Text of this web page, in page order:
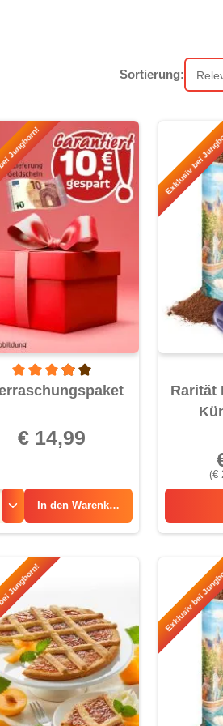
Sortierung:
Sortierung
Durchschnittliche Bewertung von 3.9 von
€ 14,99
In den Warenkorb
Exklusiv bei
Rarität
(€
Exklusiv bei